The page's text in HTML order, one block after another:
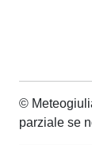
©
parziale se